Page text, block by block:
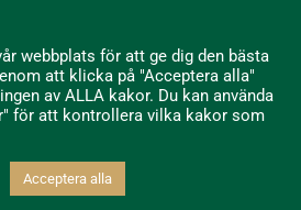
webbplats för att ge dig den bästa
att klicka på "Acceptera alla"
av ALLA kakor. Du kan använda
för att kontrollera vilka kakor som
Acceptera alla